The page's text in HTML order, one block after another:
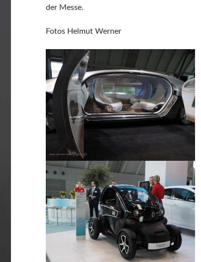
der Messe.
Fotos Helmut Werner